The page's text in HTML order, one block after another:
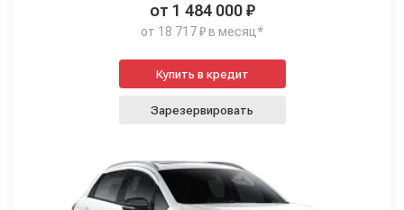
от 1 484 000 ₽
от 18 717 ₽ в месяц*
Купить в кредит
Зарезервировать